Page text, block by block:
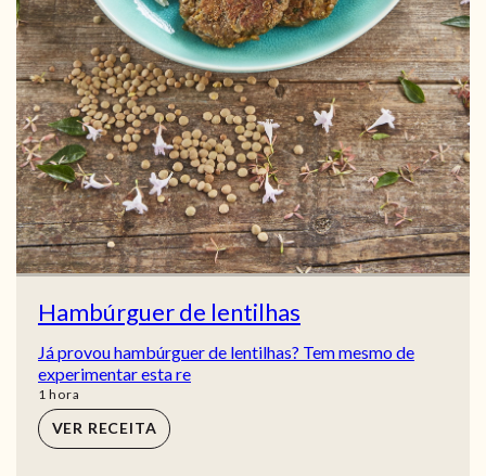
Hambúrguer de lentilhas
Já provou hambúrguer de lentilhas? Tem mesmo de
experimentar esta re
1 hora
hora
VER RECEITA